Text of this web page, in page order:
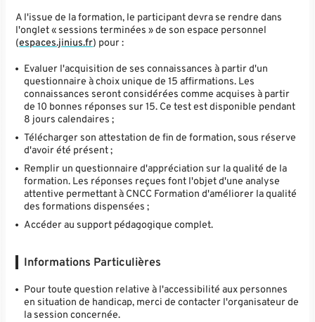
A l'issue de la formation, le participant devra se rendre dans
l'onglet « sessions terminées » de son espace personnel
(espaces.jinius.fr) pour :
Evaluer l'acquisition de ses connaissances à partir d'un
questionnaire à choix unique de 15 affirmations. Les
connaissances seront considérées comme acquises à partir
de 10 bonnes réponses sur 15. Ce test est disponible pendant
8 jours calendaires ;
Télécharger son attestation de fin de formation, sous réserve
d'avoir été présent ;
Remplir un questionnaire d'appréciation sur la qualité de la
formation. Les réponses reçues font l'objet d'une analyse
attentive permettant à CNCC Formation d'améliorer la qualité
des formations dispensées ;
Accéder au support pédagogique complet.
Informations Particulières
Pour toute question relative à l'accessibilité aux personnes
en situation de handicap, merci de contacter l'organisateur de
la session concernée.